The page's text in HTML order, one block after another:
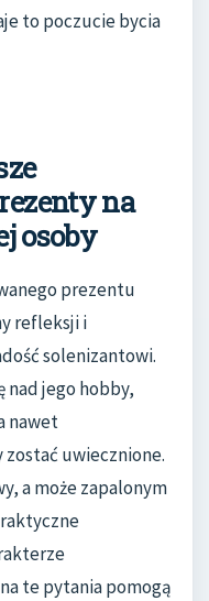
to poczucie bycia
na
osoby
prezentu
refleksji i
solenizantowi.
nad jego hobby,
nawet
uwiecznione.
a może zapalonym
te pytania pomogą